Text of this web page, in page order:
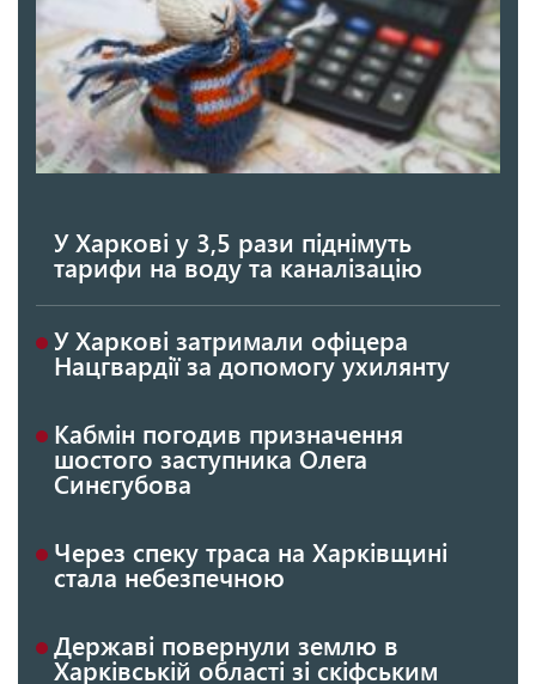
У Харкові у 3,5 рази піднімуть
тарифи на воду та каналізацію
У Харкові затримали офіцера
Нацгвардії за допомогу ухилянту
Кабмін погодив призначення
шостого заступника Олега
Синєгубова
Через спеку траса на Харківщині
стала небезпечною
Державі повернули землю в
Харківській області зі скіфським